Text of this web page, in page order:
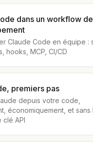
dans un workflow de
Claude Code en équipe :
hooks, MCP, CI/CD
premiers pas
depuis votre code,
économiquement, et sans
clé API